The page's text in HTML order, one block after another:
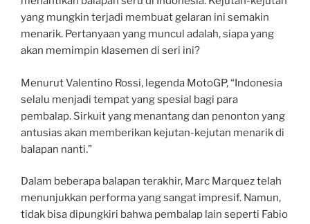
yang mungkin terjadi membuat gelaran ini semakin
menarik. Pertanyaan yang muncul adalah, siapa yang
akan memimpin klasemen di seri ini?
Menurut Valentino Rossi, legenda MotoGP, “Indonesia
selalu menjadi tempat yang spesial bagi para
pembalap. Sirkuit yang menantang dan penonton yang
antusias akan memberikan kejutan-kejutan menarik di
balapan nanti.”
Dalam beberapa balapan terakhir, Marc Marquez telah
menunjukkan performa yang sangat impresif. Namun,
tidak bisa dipungkiri bahwa pembalap lain seperti Fabio